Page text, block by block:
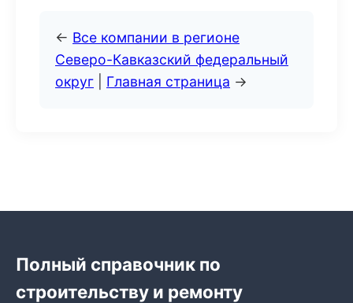
← Все компании в регионе
Северо-Кавказский федеральный
округ
Главная страница →
Полный справочник по
строительству и ремонту